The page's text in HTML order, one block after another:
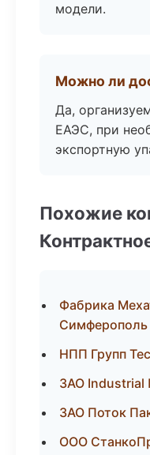
модели.
Можно ли
Да,
ЕАЭС, при
экспортную
Похожие
Фабрика
Симферополь
НПП Групп
ЗАО
ЗАО Поток
ООО